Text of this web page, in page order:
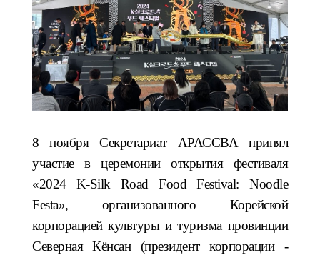
8 ноября Секретариат АРАССВА принял
участие в церемонии открытия фестиваля
«2024 K-Silk Road Food Festival: Noodle
Festa», организованного Корейской
корпорацией культуры и туризма провинции
Северная Кёнсан (президент корпорации -